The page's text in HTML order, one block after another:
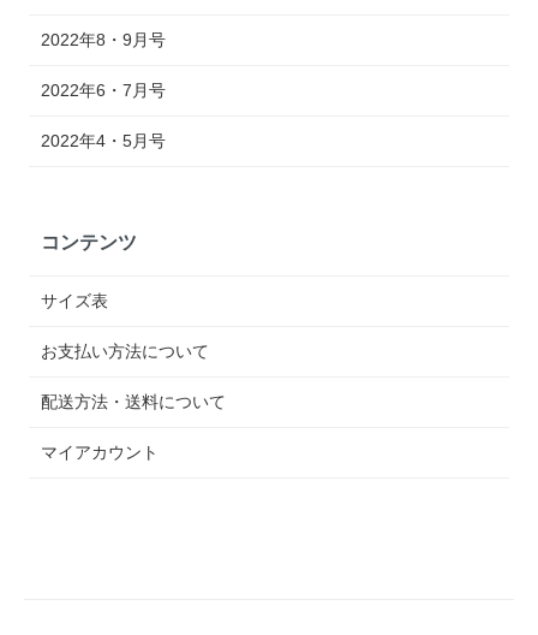
2022年8・9月号
2022年6・7月号
2022年4・5月号
コンテンツ
サイズ表
お支払い方法について
配送方法・送料について
マイアカウント